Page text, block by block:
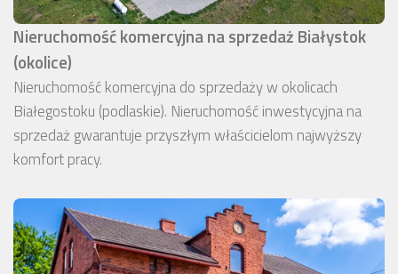
Nieruchomość komercyjna na sprzedaż Białystok
(okolice)
Nieruchomość komercyjna do sprzedaży w okolicach
Białegostoku (podlaskie). Nieruchomość inwestycyjna na
sprzedaż gwarantuje przyszłym właścicielom najwyższy
komfort pracy.